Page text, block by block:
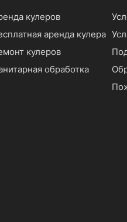
кулеров
аренда кулера
кулеров
обработка